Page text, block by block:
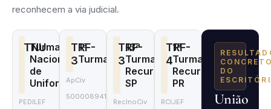
reconhecem a via judicial.
TNU
Turma
Nacional
de
Uniformização
PEDILEF
TRF-
3
1ª
Turma
ApCiv
50000894120224036112
TRF-
3
13ª
Turma
Recursal
SP
RecInoCiv
TRF-
4
1ª
Turma
Recursal
PR
RCIJEF
DO
União